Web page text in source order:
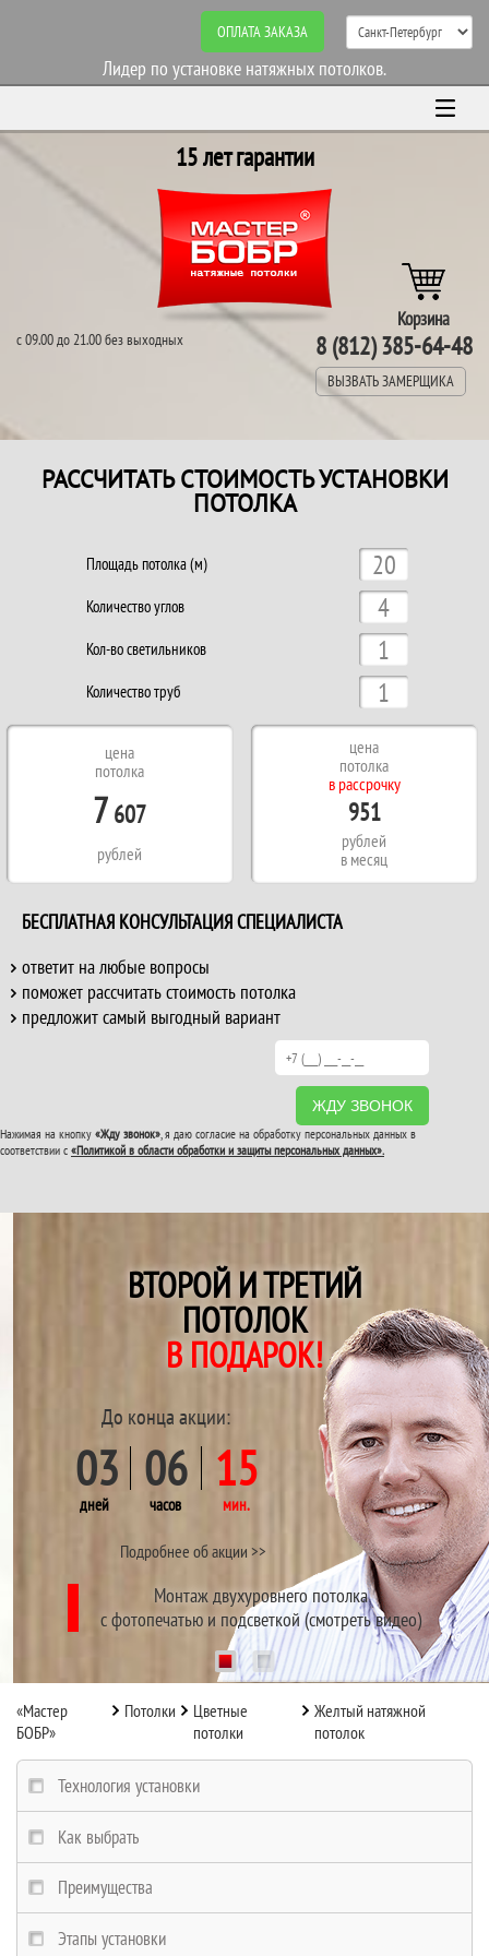
ОПЛАТА ЗАКАЗА
Лидер по установке натяжных потолков.
15 лет гарантии
Корзина
с 09.00 до 21.00 без выходных 8 (812) 385-64-48
ВЫЗВАТЬ ЗАМЕРЩИКА
ВТОРОЙ И ТРЕТИЙ
ПОТОЛОК
В ПОДАРОК!
До конца акции:
03 06 15
дней часов мин.
Подробнее об акции >>
Монтаж двухуровнего потолка
с фотопечатью и подсветкой (смотреть видео)
1
РАССЧИТАТЬ СТОИМОСТЬ УСТАНОВКИ
ПОТОЛКА
Площадь потолка (м)
Количество углов
Кол-во светильников
Количество труб
цена
потолка
7 607
рублей
цена
потолка
в рассрочку
951
рублей
в месяц
БЕСПЛАТНАЯ КОНСУЛЬТАЦИЯ СПЕЦИАЛИСТА
ответит на любые вопросы
поможет рассчитать стоимость потолка
предложит самый выгодный вариант
ЖДУ ЗВОНОК
Нажимая на кнопку «Жду звонок», я даю согласие на обработку персональных данных в
соответствии с «Политикой в области обработки и защиты персональных данных».
«Мастер
БОБР»
Потолки
Цветные
потолки
Желтый натяжной
потолок
Технология установки
Как выбрать
Преимущества
Этапы установки